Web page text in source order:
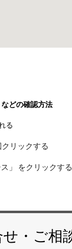
どの確認方法
る
リックする
をクリックする
せ・ご相